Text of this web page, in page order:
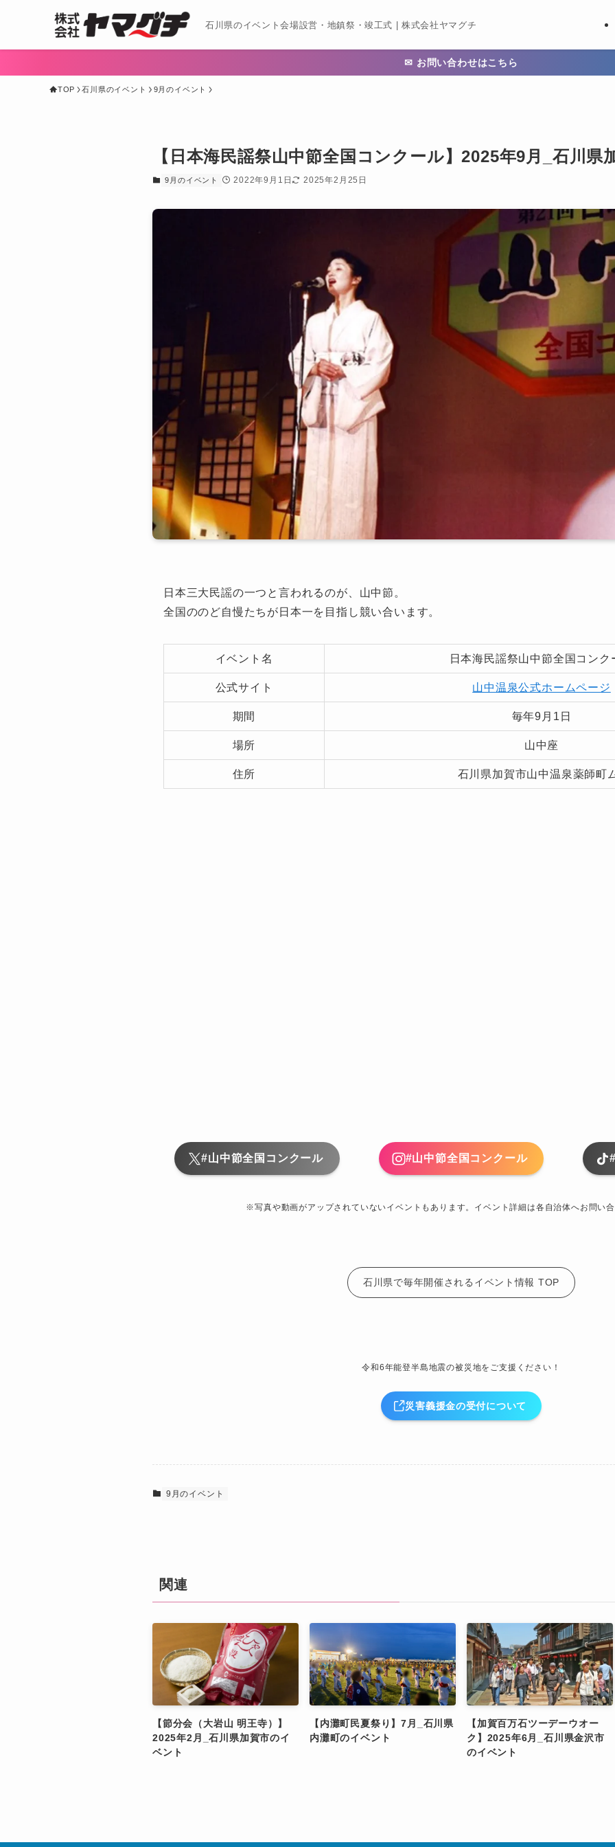
石川県のイベント会場設営・地鎮祭・竣工式 | 株式会社ヤマグチ
✉ お問い合わせはこちら
TOP 石川県のイベント 9月のイベント
【日本海民謡祭山中節全国コンクール】2025年9月_石川県
9月のイベント 2022年9月1日 2025年2月25日
日本三大民謡の一つと言われるのが、山中節。
全国ののど自慢たちが日本一を目指し競い合います。
イベント名 日本海民謡祭山中節全国コンク
公式サイト 山中温泉公式ホームページ
期間 毎年9月1日
場所 山中座
住所 石川県加賀市山中温泉薬師町
#山中節全国コンクール #山中節全国コンクール
※写真や動画がアップされていないイベントもあります。イベント詳細は各自治体へお問い
石川県で毎年開催されるイベント情報 TOP
令和6年能登半島地震の被災地をご支援ください！
災害義援金の受付について
9月のイベント
関連
【節分会（大岩山 明王寺）】
2025年2月_石川県加賀市のイ
ベント
【内灘町民夏祭り】7月_石川県
内灘町のイベント
【加賀百万石ツーデーウオー
ク】2025年6月_石川県金沢市
のイベント